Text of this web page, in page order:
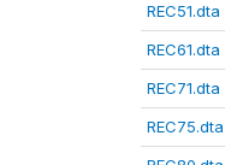
REC51.dta
REC61.dta
REC71.dta
REC75.dta